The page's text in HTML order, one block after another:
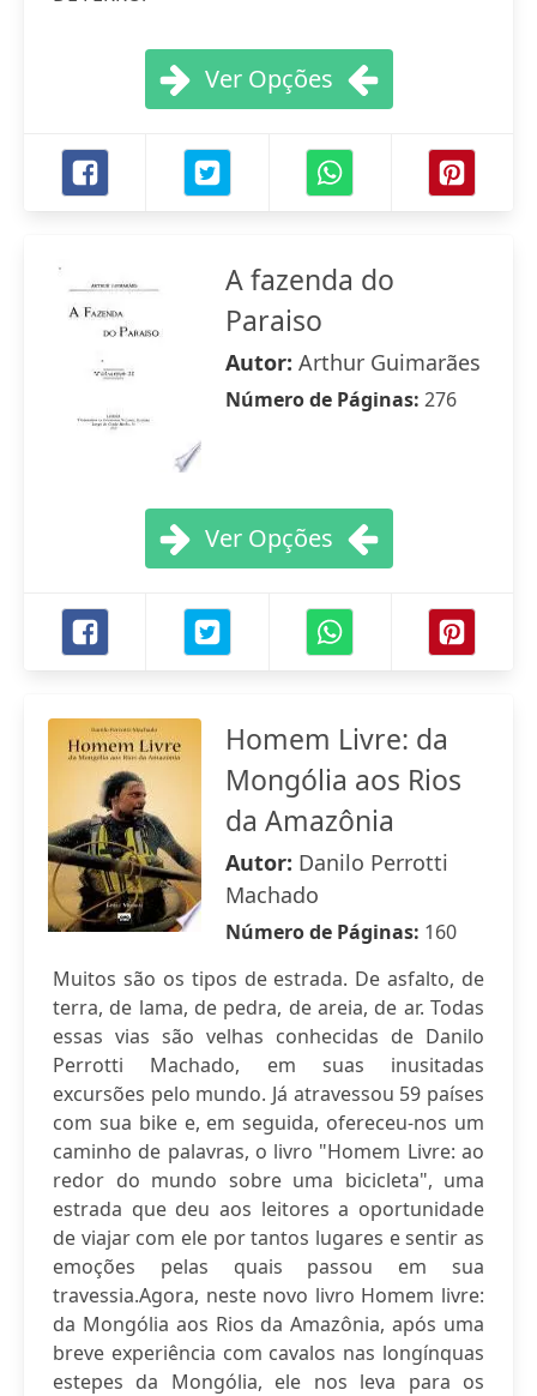
Ver Opções
A fazenda do
Paraiso
Autor: Arthur Guimarães
Número de Páginas: 276
Ver Opções
Homem Livre: da
Mongólia aos Rios
da Amazônia
Autor: Danilo Perrotti
Machado
Número de Páginas: 160
Muitos são os tipos de estrada. De asfalto, de
terra, de lama, de pedra, de areia, de ar. Todas
essas vias são velhas conhecidas de Danilo
Perrotti Machado, em suas inusitadas
excursões pelo mundo. Já atravessou 59 países
com sua bike e, em seguida, ofereceu-nos um
caminho de palavras, o livro "Homem Livre: ao
redor do mundo sobre uma bicicleta", uma
estrada que deu aos leitores a oportunidade
de viajar com ele por tantos lugares e sentir as
emoções pelas quais passou em sua
travessia.Agora, neste novo livro Homem livre:
da Mongólia aos Rios da Amazônia, após uma
breve experiência com cavalos nas longínquas
estepes da Mongólia, ele nos leva para os